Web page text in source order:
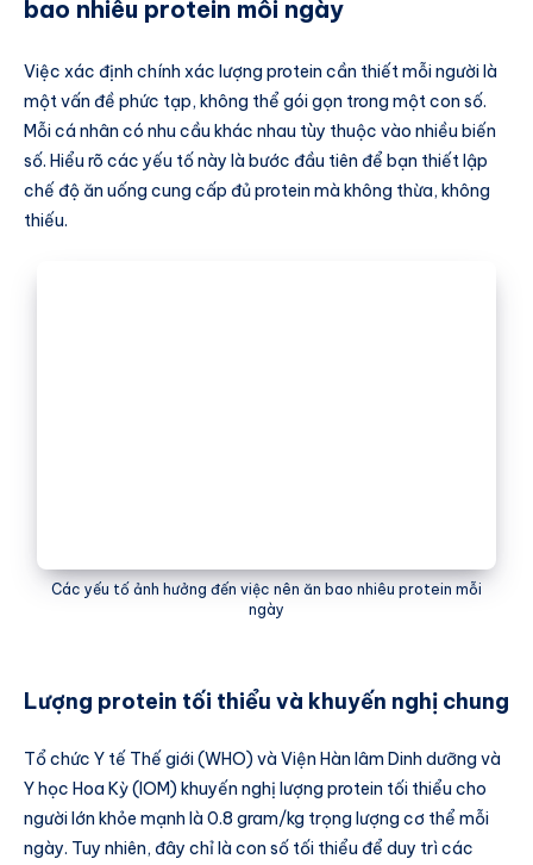
bao nhiêu protein mỗi ngày
Việc xác định chính xác lượng protein cần thiết mỗi người là
một vấn đề phức tạp, không thể gói gọn trong một con số.
Mỗi cá nhân có nhu cầu khác nhau tùy thuộc vào nhiều biến
số. Hiểu rõ các yếu tố này là bước đầu tiên để bạn thiết lập
chế độ ăn uống cung cấp đủ protein mà không thừa, không
thiếu.
Các yếu tố ảnh hưởng đến việc nên ăn bao nhiêu protein mỗi
ngày
Lượng protein tối thiểu và khuyến nghị chung
Tổ chức Y tế Thế giới (WHO) và Viện Hàn lâm Dinh dưỡng và
Y học Hoa Kỳ (IOM) khuyến nghị lượng protein tối thiểu cho
người lớn khỏe mạnh là 0.8 gram/kg trọng lượng cơ thể mỗi
ngày. Tuy nhiên, đây chỉ là con số tối thiểu để duy trì các